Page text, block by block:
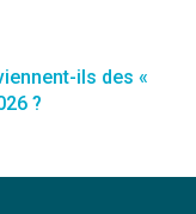
ils des «
?